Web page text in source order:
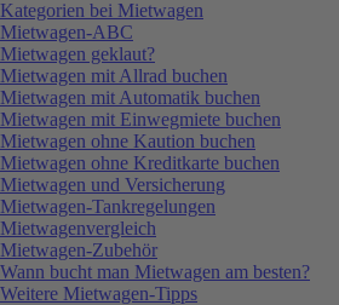
Kategorien bei Mietwagen
Mietwagen-ABC
Mietwagen geklaut?
Mietwagen mit Allrad buchen
Mietwagen mit Automatik buchen
Mietwagen mit Einwegmiete buchen
Mietwagen ohne Kaution buchen
Mietwagen ohne Kreditkarte buchen
Mietwagen und Versicherung
Mietwagen-Tankregelungen
Mietwagenvergleich
Mietwagen-Zubehör
Wann bucht man Mietwagen am besten?
Weitere Mietwagen-Tipps